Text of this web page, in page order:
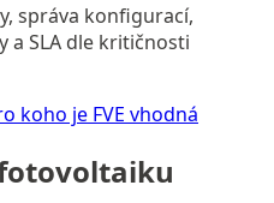
správa konfigurací,
a SLA dle kritičnosti
koho je FVE vhodná